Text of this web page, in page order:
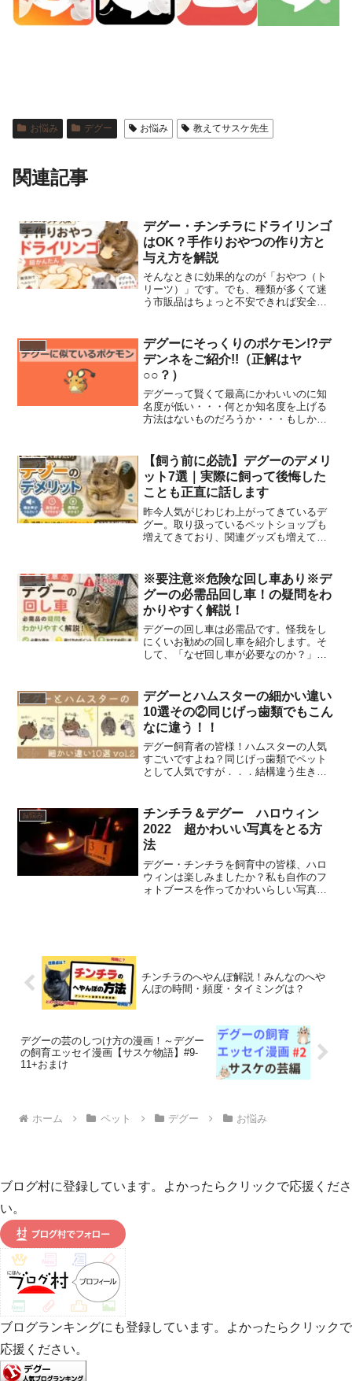
お悩み デグー お悩み 教えてサスケ先生
関連記事
グッズ
デグー・チンチラにドライリンゴ
はOK？手作りおやつの作り方と
与え方を解説
そんなときに効果的なのが「おやつ（ト
リーツ）」です。でも、種類が多くて迷
う市販品はちょっと不安できれば安全な
おやつです。今回は、ドライリンゴの作
り方と与え方、注意点を実...
デグーにそっくりのポケモン!?デ
デンネをご紹介!!（正解はヤ
○○？）
デグーって賢くて最高にかわいいのに知
名度が低い・・・何とか知名度を上げる
方法はないものだろうか・・・もしかし
うことでデグーにそっくりのポケモン
「デデンネ」についてご紹介...
デグー
【飼う前に必読】デグーのデメリ
ット7選｜実際に飼って後悔した
ことも正直に話します
昨今人気がじわじわ上がってきているデ
グー。取り扱っているペットショップも
増えてきており、関連グッズも増えてき
メリットはないのか？気になっていませ
んか？生き物を飼うことは命を預かるこ
といいところも悪いところも受け止めな
いと飼ってはいけません。真の意味でデ
グーをお迎えできるか？したいと思える
か？この記事ではそんなデグー飼育前に
知ってほしいことをまとめます。
グッズ
※要注意※危険な回し車あり※デ
グーの必需品回し車！の疑問をわ
かりやすく解説！
デグーの回し車は必需品です。怪我をし
にくいお勧めの回し車を紹介します。そ
して、「なぜ回し車が必要なのか？」
こするのか？」といった回し車の疑問に
も答えていきます！
デグー
デグーとハムスターの細かい違い
10選その②同じげっ歯類でもこん
なに違う！！
デグー飼育者の皆様！ハムスターの人気
すごいですよね？同じげっ歯類でペット
として人気ですが．．．結構違う生き物
スターの細かい違いを１０個厳選してか
わいいイラストでお届けしま...
お悩み
チンチラ＆デグー ハロウィン
2022 超かわいい写真をとる方
法
デグー・チンチラを飼育中の皆様、ハロ
ウィンは楽しみましたか？私も自作のフ
ォトブースを作ってかわいらしい写真を
チンチラのへやんぽ解説！みんなのへや
んぽの時間・頻度・タイミングは？
デグーの芸のしつけ方の漫画！～デグー
の飼育エッセイ漫画【サスケ物語】#9-
11+おまけ
ホーム ペット デグー お悩み
ブログ村に登録しています。よかったらクリックで応援くださ
い。
ブログランキングにも登録しています。よかったらクリックで
応援ください。